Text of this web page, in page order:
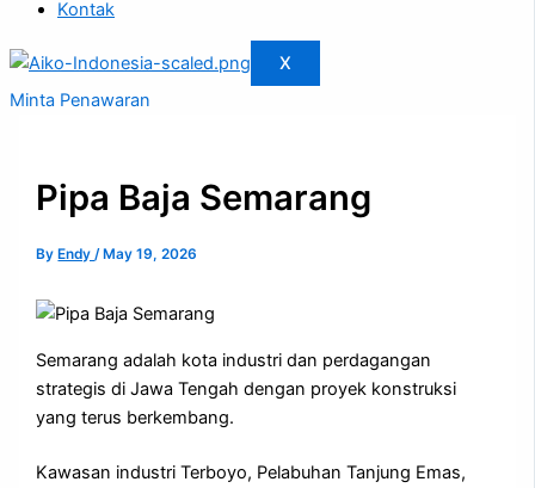
Kontak
X
Minta Penawaran
Pipa Baja Semarang
By Endy/ May 19, 2026
Semarang adalah kota industri dan perdagangan
strategis di Jawa Tengah dengan proyek konstruksi
yang terus berkembang.
Kawasan industri Terboyo, Pelabuhan Tanjung Emas,